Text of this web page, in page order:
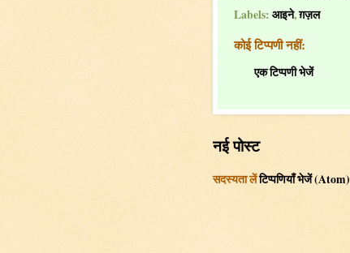
Labels: आइने,ग़ज़ल
कोई टिप्पणी नहीं:
एक टिप्पणी भेजें
नई पोस्ट
सदस्यता लेंटिप्पणियाँ भेजें (Atom)